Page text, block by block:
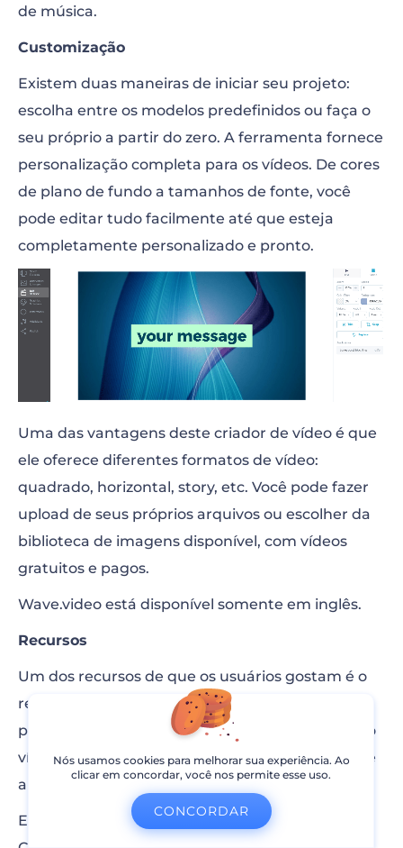
de música.
Customização
Existem duas maneiras de iniciar seu projeto:
escolha entre os modelos predefinidos ou faça o
seu próprio a partir do zero. A ferramenta fornece
personalização completa para os vídeos. De cores
de plano de fundo a tamanhos de fonte, você
pode editar tudo facilmente até que esteja
completamente personalizado e pronto.
Uma das vantagens deste criador de vídeo é que
ele oferece diferentes formatos de vídeo:
quadrado, horizontal, story, etc. Você pode fazer
upload de seus próprios arquivos ou escolher da
biblioteca de imagens disponível, com vídeos
gratuitos e pagos.
Wave.video está disponível somente em inglês.
Recursos
Um dos recursos de que os usuários gostam é o
redimensionamento automático de vídeos. É
possível escolher vários tamanhos para o mesmo
vídeo e ele ajustará automaticamente o design e
a personalização.
Eles também têm um recurso criativo –
Nós usamos cookies para melhorar sua experiência. Ao
clicar em concordar, você nos permite esse uso.
CONCORDAR